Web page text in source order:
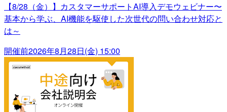
【8/28（金）】カスタマーサポートAI導入デモウェビナー〜
基本から学ぶ、AI機能を駆使した次世代の問い合わせ対応と
は～
開催前2026年8月28日(金) 15:00